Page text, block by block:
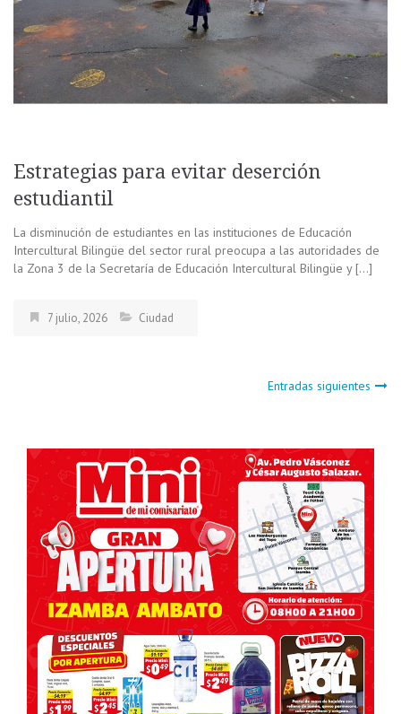
Estrategias para evitar deserción
estudiantil
La disminución de estudiantes en las instituciones de Educación
Intercultural Bilingüe del sector rural preocupa a las autoridades de
la Zona 3 de la Secretaría de Educación Intercultural Bilingüe y […]
7 julio, 2026 Ciudad
de
entradas
Entradas siguientes